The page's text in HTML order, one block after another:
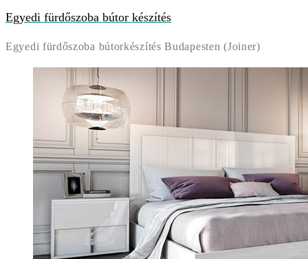
Egyedi fürdőszoba bútor készítés
Egyedi fürdőszoba bútorkészítés Budapesten (Joiner)